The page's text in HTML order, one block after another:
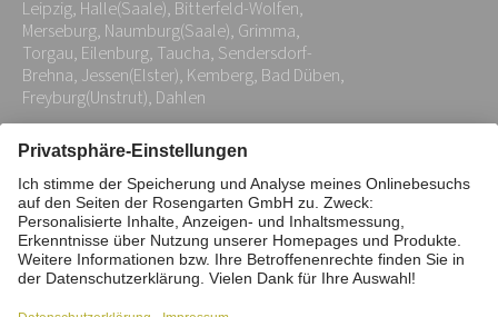
*
Leipzig, Halle(Saale), Bitterfeld-Wolfen,
Merseburg, Naumburg(Saale), Grimma,
Torgau, Eilenburg, Taucha, Sendersdorf-
Brehna, Jessen(Elster), Kemberg, Bad Düben,
Freyburg(Unstrut), Dahlen
Impressum Datenschutz
Stiftung
Interne Meldestelle
Zahlungsmittel
Barrierefreiheitserklärung
Vertrag widerrufen